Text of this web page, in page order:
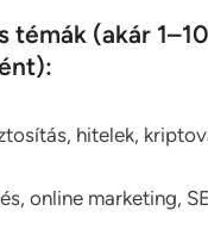
témák (akár
hitelek,
online marketing,